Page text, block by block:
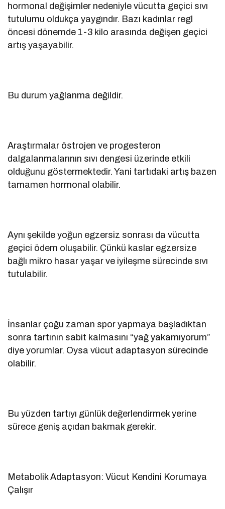
hormonal değişimler nedeniyle vücutta geçici sıvı
tutulumu oldukça yaygındır. Bazı kadınlar regl
öncesi dönemde 1-3 kilo arasında değişen geçici
artış yaşayabilir.
Bu durum yağlanma değildir.
Araştırmalar östrojen ve progesteron
dalgalanmalarının sıvı dengesi üzerinde etkili
olduğunu göstermektedir. Yani tartıdaki artış bazen
tamamen hormonal olabilir.
Aynı şekilde yoğun egzersiz sonrası da vücutta
geçici ödem oluşabilir. Çünkü kaslar egzersize
bağlı mikro hasar yaşar ve iyileşme sürecinde sıvı
tutulabilir.
İnsanlar çoğu zaman spor yapmaya başladıktan
sonra tartının sabit kalmasını “yağ yakamıyorum”
diye yorumlar. Oysa vücut adaptasyon sürecinde
olabilir.
Bu yüzden tartıyı günlük değerlendirmek yerine
sürece geniş açıdan bakmak gerekir.
Metabolik Adaptasyon: Vücut Kendini Korumaya
Çalışır